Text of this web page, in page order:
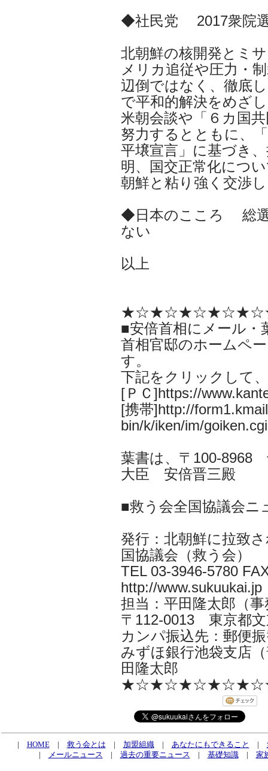
◆社民党 2017衆院
北朝鮮の核開発とミ
メリカ追従や圧力・
辺倒ではなく、徹底
で平和的解決をめざ
米朝会談や「６カ国
努力するとともに、
平壌宣言」に基づき
明、国交正常化につ
朝鮮と粘り強く交渉
◆日本のこころ 総選
ない
以上
■安倍首相にメール・
首相官邸のホームペ
す。
下記をクリックして
[ＰＣ]https://
[携帯]http://
bin/k/iken/im/goiken.cgi
葉書は、〒100-8968
大臣 安倍晋三殿
■救う会全国協議会ニ
発行：北朝鮮に拉致
国協議会（救う会）
TEL 03-3946-5780
http://www.sukuukai.jp
担当：平田隆太郎（
〒112-0013 東京都文
カンパ振込先：郵便
みずほ銀行池袋支店
田隆太郎
| HOME| 救う会とは | 加盟組織| あなたにもできること |
|
メールニュース | 過去の重要ニュース | 基礎知識| 家